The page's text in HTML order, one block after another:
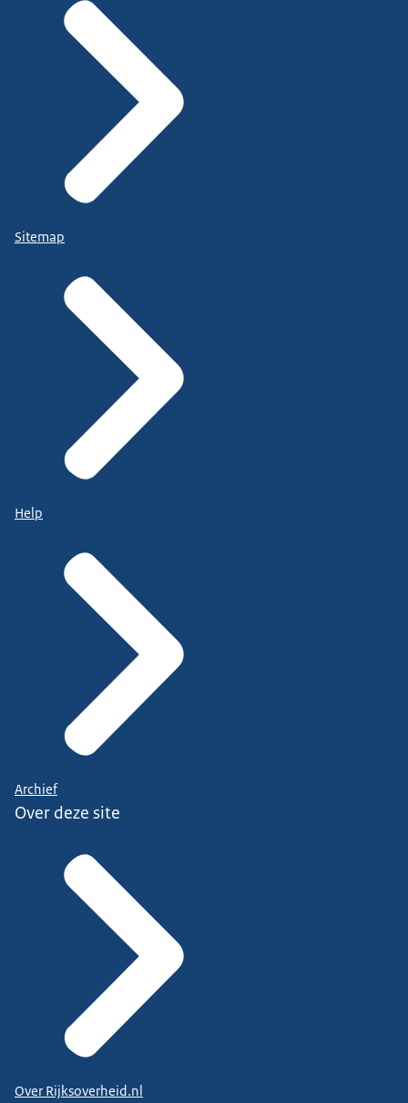
Sitemap
Help
Archief
Over deze site
Over Rijksoverheid.nl